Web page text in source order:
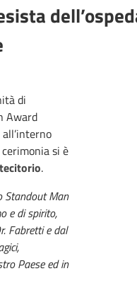
di
Award
si è
.
Standout Man
e di spirito,
Fabretti e dal
Paese ed in